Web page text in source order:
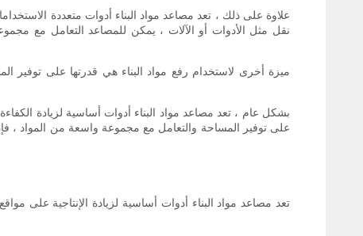
علاوة على ذلك ، تعد مصاعد مواد البناء أدوات متعددة
نقل مثل الأدوات أو الآلات ، يمكن للمصاعد التعامل مع
ميزة أخرى لاستخدام رفع مواد البناء هي قدرتها على
بشكل عام ، تعد مصاعد مواد البناء أدوات أساسية لزيادة
على توفير المساحة والتعامل مع مجموعة واسعة من المواد ،
تعد مصاعد مواد البناء أدوات أساسية لزيادة الإنتاجية على